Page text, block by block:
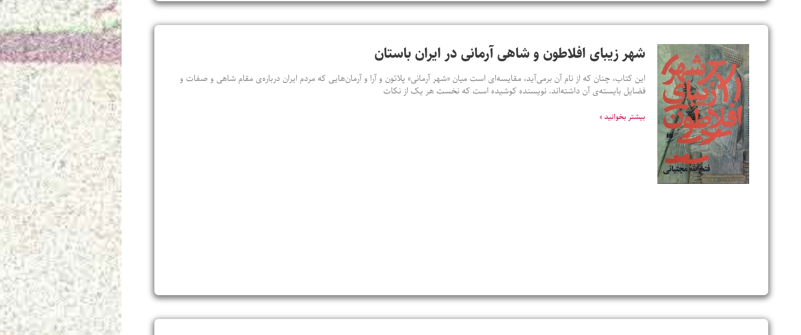
شهر زیبای افلاطون و شاهی آرمانی در ایران باستان
این کتاب، چنان که از نام آن برمی‌آید، مقایسه‌ای‌ است میان «شهر آرمانی» پلاتون و آرا و آرمان‌هایی که مردم ایران درباره‌‌ی مقام شاهی و صفات و
فضایل بایسته‌ی آن داشته‌اند. نویسنده کوشیده است که نخست هر یک از نکات
بیشتر بخوانید »